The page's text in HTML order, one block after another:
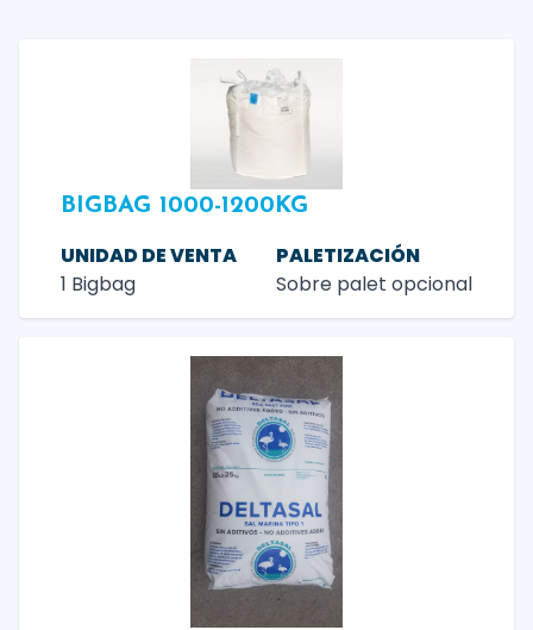
BIGBAG 1000-1200KG
UNIDAD DE VENTA
1 Bigbag
PALETIZACIÓN
Sobre palet opcional